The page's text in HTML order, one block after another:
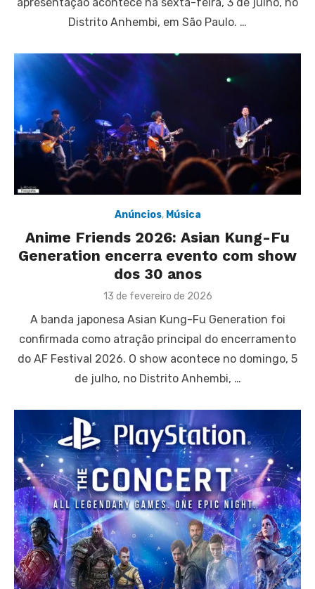
Distrito Anhembi, em São Paulo. …
Anúncios, Música
Anime Friends 2026: Asian Kung-Fu
Generation encerra evento com show
dos 30 anos
Posted
13 de fevereiro de 2026
A banda japonesa Asian Kung-Fu Generation foi
confirmada como atração principal do encerramento
do AF Festival 2026. O show acontece no domingo, 5
de julho, no Distrito Anhembi, …